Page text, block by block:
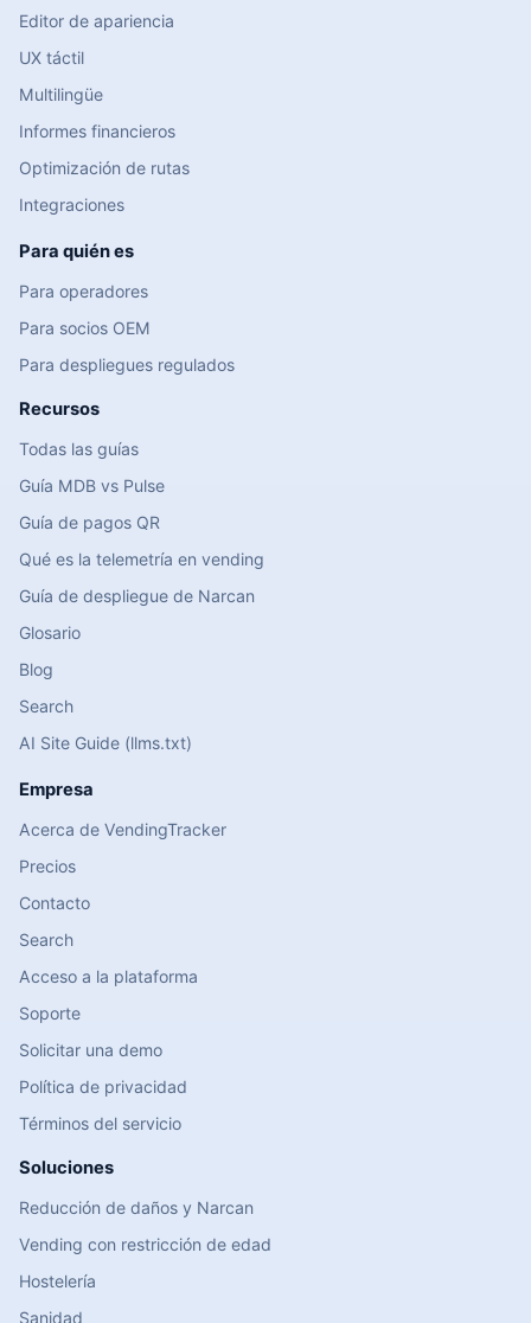
Editor de apariencia
UX táctil
Multilingüe
Informes financieros
Optimización de rutas
Integraciones
Para quién es
Para operadores
Para socios OEM
Para despliegues regulados
Recursos
Todas las guías
Guía MDB vs Pulse
Guía de pagos QR
Qué es la telemetría en vending
Guía de despliegue de Narcan
Glosario
Blog
Search
AI Site Guide (llms.txt)
Empresa
Acerca de VendingTracker
Precios
Contacto
Search
Acceso a la plataforma
Soporte
Solicitar una demo
Política de privacidad
Términos del servicio
Soluciones
Reducción de daños y Narcan
Vending con restricción de edad
Hostelería
Sanidad